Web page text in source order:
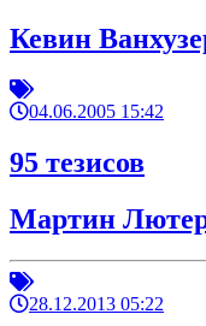
Кевин
04.06.2005 15:42
95 тезисов
Мартин
28.12.2013 05:22